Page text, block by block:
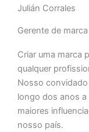
y
Julián Corrales
Gerente de
Criar uma marca
qualquer
Nosso
longo dos anos
maiores
nosso país.